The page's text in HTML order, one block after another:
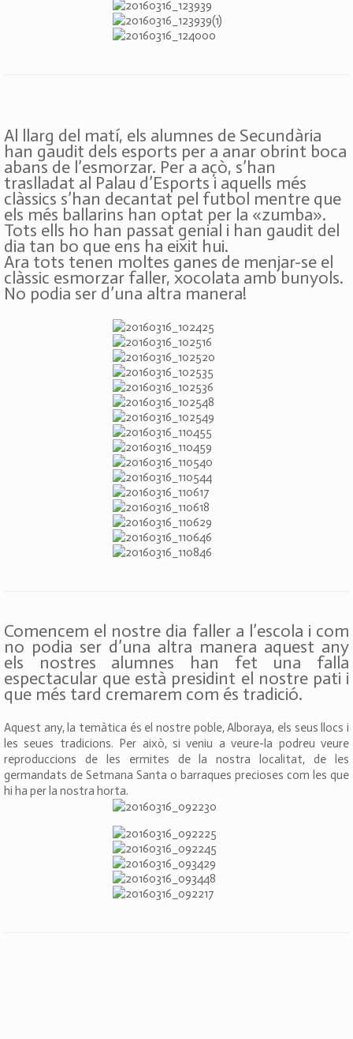
Al llarg del matí, els alumnes de Secundària
han gaudit dels esports per a anar obrint boca
abans de l’esmorzar. Per a açò, s’han
traslladat al Palau d’Esports i aquells més
clàssics s’han decantat pel futbol mentre que
els més ballarins han optat per la «zumba».
Tots ells ho han passat genial i han gaudit del
dia tan bo que ens ha eixit hui.
Ara tots tenen moltes ganes de menjar-se el
clàssic esmorzar faller, xocolata amb bunyols.
No podia ser d’una altra manera!
Comencem el nostre dia faller a l’escola i com
no podia ser d’una altra manera aquest any
els nostres alumnes han fet una falla
espectacular que està presidint el nostre pati i
que més tard cremarem com és tradició.
Aquest any, la temàtica és el nostre poble, Alboraya, els seus llocs i
les seues tradicions. Per això, si veniu a veure-la podreu veure
reproduccions de les ermites de la nostra localitat, de les
germandats de Setmana Santa o barraques precioses com les que
hi ha per la nostra horta.